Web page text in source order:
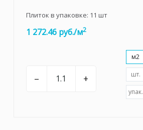
Плиток в упаковке: 11 шт
1 272.46 руб./м2
– +
м2
шт.
упак.